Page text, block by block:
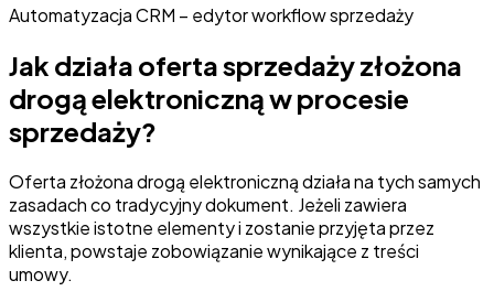
Automatyzacja CRM – edytor workflow sprzedaży
Jak działa oferta sprzedaży złożona
drogą elektroniczną w procesie
sprzedaży?
Oferta złożona drogą elektroniczną działa na tych samych
zasadach co tradycyjny dokument. Jeżeli zawiera
wszystkie istotne elementy i zostanie przyjęta przez
klienta, powstaje zobowiązanie wynikające z treści
umowy.